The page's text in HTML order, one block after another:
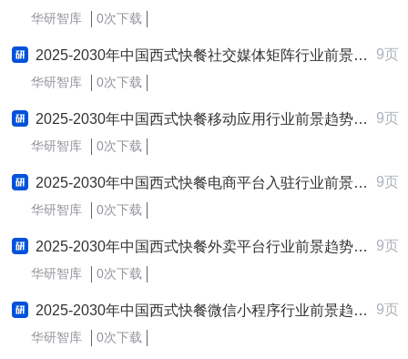
华研智库 0次下载
2025-2030年中国西式快餐社交媒体矩阵行业前景趋势预测及发展战略咨询报告 9页
华研智库 0次下载
2025-2030年中国西式快餐移动应用行业前景趋势预测及发展战略咨询报告 9页
华研智库 0次下载
2025-2030年中国西式快餐电商平台入驻行业前景趋势预测及发展战略咨询报告 9页
华研智库 0次下载
2025-2030年中国西式快餐外卖平台行业前景趋势预测及发展战略咨询报告 9页
华研智库 0次下载
2025-2030年中国西式快餐微信小程序行业前景趋势预测及发展战略咨询报告 9页
华研智库 0次下载